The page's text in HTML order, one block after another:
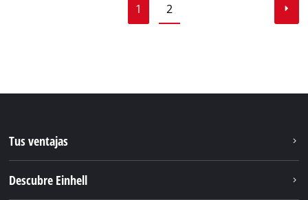
1 2
Tus ventajas
Descubre Einhell